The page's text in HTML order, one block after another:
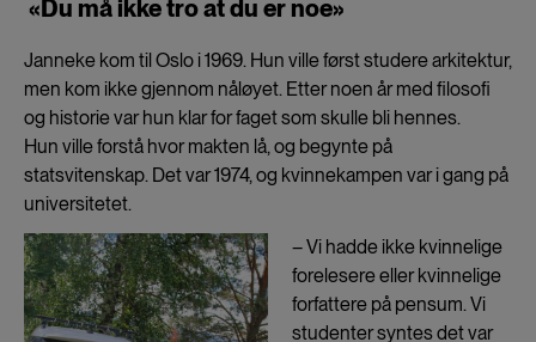
«Du må ikke tro at du er noe»
Janneke kom til Oslo i 1969. Hun ville først studere arkitektur,
men kom ikke gjennom nåløyet. Etter noen år med filosofi
og historie var hun klar for faget som skulle bli hennes.
Hun ville forstå hvor makten lå, og begynte på
statsvitenskap. Det var 1974, og kvinnekampen var i gang på
universitetet.
– Vi hadde ikke kvinnelige
forelesere eller kvinnelige
forfattere på pensum. Vi
studenter syntes det var